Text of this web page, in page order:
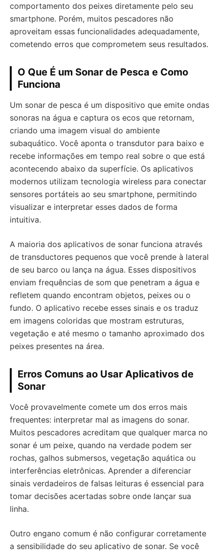
comportamento dos peixes diretamente pelo seu
smartphone. Porém, muitos pescadores não
aproveitam essas funcionalidades adequadamente,
cometendo erros que comprometem seus resultados.
O Que É um Sonar de Pesca e Como
Funciona
Um sonar de pesca é um dispositivo que emite ondas
sonoras na água e captura os ecos que retornam,
criando uma imagem visual do ambiente
subaquático. Você aponta o transdutor para baixo e
recebe informações em tempo real sobre o que está
acontecendo abaixo da superfície. Os aplicativos
modernos utilizam tecnologia wireless para conectar
sensores portáteis ao seu smartphone, permitindo
visualizar e interpretar esses dados de forma
intuitiva.
A maioria dos aplicativos de sonar funciona através
de transductores pequenos que você prende à lateral
de seu barco ou lança na água. Esses dispositivos
enviam frequências de som que penetram a água e
refletem quando encontram objetos, peixes ou o
fundo. O aplicativo recebe esses sinais e os traduz
em imagens coloridas que mostram estruturas,
vegetação e até mesmo o tamanho aproximado dos
peixes presentes na área.
Erros Comuns ao Usar Aplicativos de
Sonar
Você provavelmente comete um dos erros mais
frequentes: interpretar mal as imagens do sonar.
Muitos pescadores acreditam que qualquer marca no
sonar é um peixe, quando na verdade podem ser
rochas, galhos submersos, vegetação aquática ou
interferências eletrônicas. Aprender a diferenciar
sinais verdadeiros de falsas leituras é essencial para
tomar decisões acertadas sobre onde lançar sua
linha.
Outro engano comum é não configurar corretamente
a sensibilidade do seu aplicativo de sonar. Se você